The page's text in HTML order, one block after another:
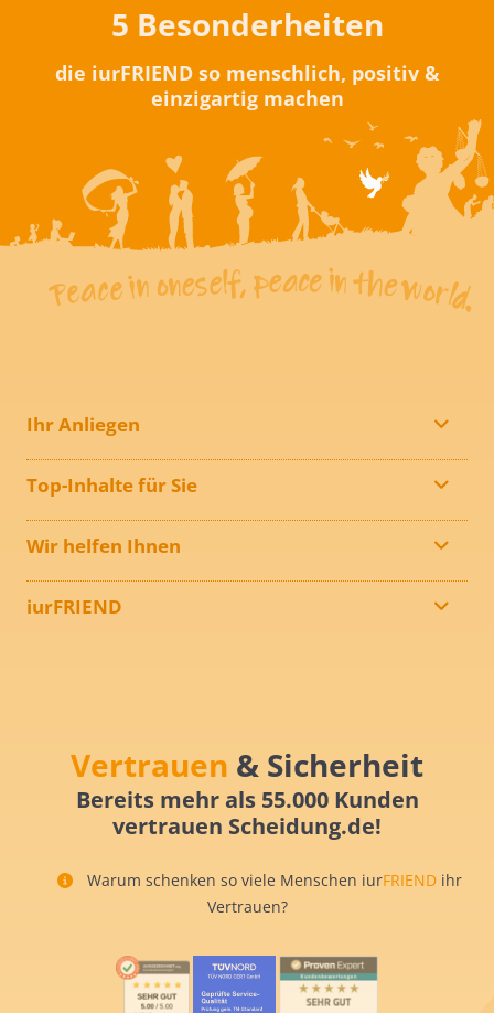
5 Besonderheiten
die iurFRIEND so menschlich, positiv &
einzigartig machen
Ihr Anliegen
Top-Inhalte für Sie
Wir helfen Ihnen
iurFRIEND
Vertrauen & Sicherheit
Bereits mehr als 55.000 Kunden
vertrauen Scheidung.de!
Warum schenken so viele Menschen iurFRIEND ihr
Vertrauen?